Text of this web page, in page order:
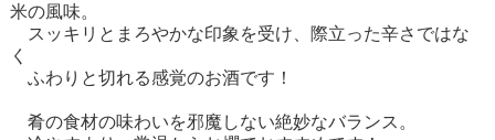
米の風味。
スッキリとまろやかな印象を受け、際立った辛さではな
く
ふわりと切れる感覚のお酒です！
肴の食材の味わいを邪魔しない絶妙なバランス。